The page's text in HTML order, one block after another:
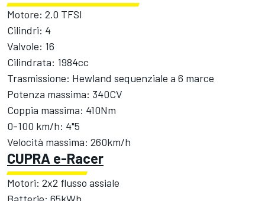
Motore: 2.0 TFSI
Cilindri: 4
Valvole: 16
Cilindrata: 1984cc
Trasmissione: Hewland sequenziale a 6 marce
Potenza massima: 340CV
Coppia massima: 410Nm
0-100 km/h: 4"5
Velocità massima: 260km/h
CUPRA e-Racer
Motori: 2x2 flusso assiale